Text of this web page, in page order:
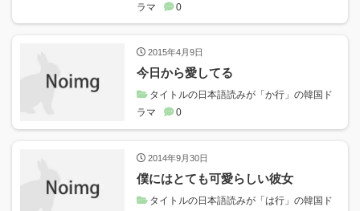
ラマ
0
2015年4月9日
今日から愛してる
タイトルの日本語読みが「か行」の韓国ド
ラマ
0
2014年9月30日
僕にはとても可愛らしい彼女
タイトルの日本語読みが「は行」の韓国ド